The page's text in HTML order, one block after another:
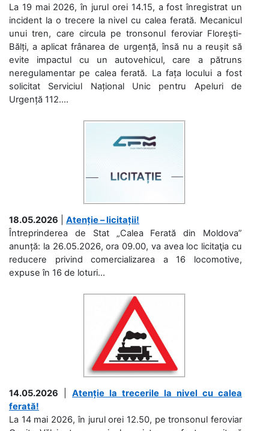
La 19 mai 2026, în jurul orei 14.15, a fost înregistrat un
incident la o trecere la nivel cu calea ferată. Mecanicul
unui tren, care circula pe tronsonul feroviar Florești-
Bălți, a aplicat frânarea de urgență, însă nu a reușit să
evite impactul cu un autovehicul, care a pătruns
neregulamentar pe calea ferată. La fața locului a fost
solicitat Serviciul Național Unic pentru Apeluri de
Urgență 112....
18.05.2026
Atenție – licitații!
Întreprinderea de Stat „Calea Ferată din Moldova”
anunță: la 26.05.2026, ora 09.00, va avea loc licitaţia cu
reducere privind comercializarea a 16 locomotive,
expuse în 16 de loturi...
14.05.2026
Atenție la trecerile la nivel cu calea
ferată!
La 14 mai 2026, în jurul orei 12.50, pe tronsonul feroviar